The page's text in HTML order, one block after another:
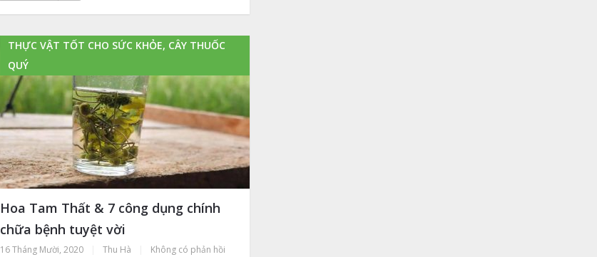
THỰC VẬT TỐT CHO SỨC KHỎE, CÂY THUỐC
QUÝ
Hoa Tam Thất & 7 công dụng chính
chữa bệnh tuyệt vời
16 Tháng Mười, 2020 Thu Hà Không có phản hồi